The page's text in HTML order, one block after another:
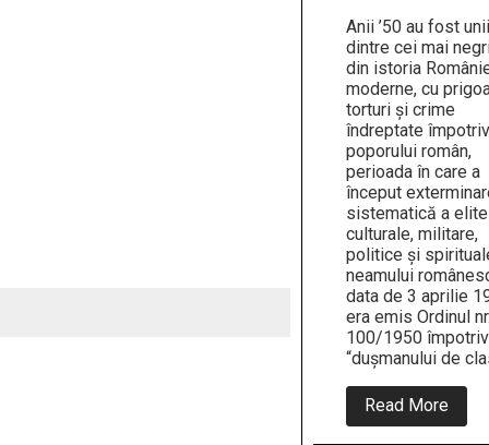
Anii ’50 au fost unii
dintre cei mai
din istoria
moderne, cu
torturi și crime
îndreptate
poporului român,
perioada în care a
început
sistematică a
culturale, militare,
politice și
neamului
data de 3 aprilie
era emis Ordinul
100/1950
“dușmanului de
Read More